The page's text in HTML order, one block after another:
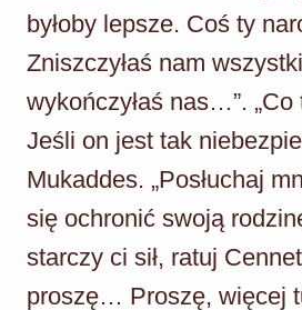
byłoby lepsze. Coś ty
Zniszczyłaś nam
wykończyłaś nas…”.
Jeśli on jest tak
Mukaddes. „Posłuchaj
się ochronić swoją
starczy ci sił, ratuj
proszę… Proszę, więcej